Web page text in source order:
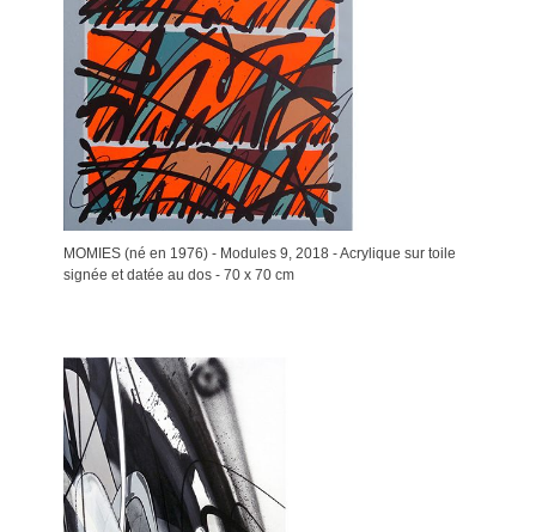
MOMIES (né en 1976) - Modules 9, 2018 - Acrylique sur toile
signée et datée au dos - 70 x 70 cm